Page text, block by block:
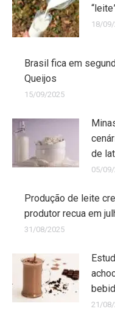
18/
Brasil fica em
Queijos
15/09/2025
de
05/
Produção de leite
produtor recua em
31/08/2025
21/